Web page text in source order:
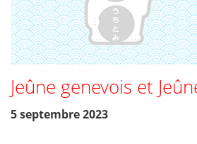
Jeûne genevois et
5 septembre 2023